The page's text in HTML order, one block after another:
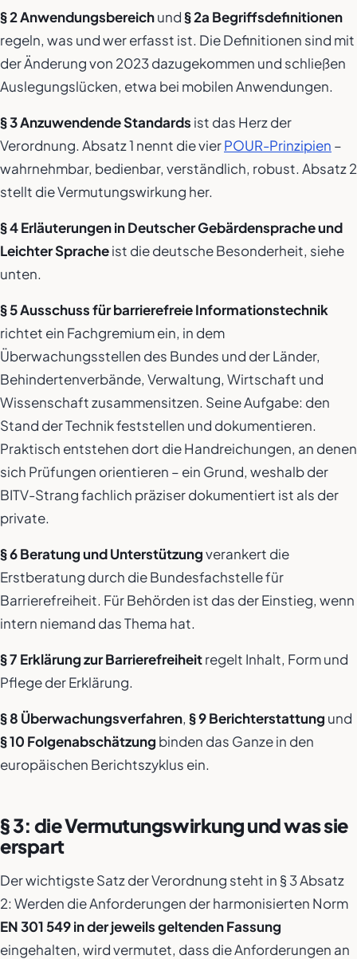
§ 2 Anwendungsbereichund§ 2a Begriffsdefinitionen
regeln, was und wer erfasst ist. Die Definitionen sind mit
der Änderung von 2023 dazugekommen und schließen
Auslegungslücken, etwa bei mobilen Anwendungen.
§ 3 Anzuwendende Standards ist das Herz der
Verordnung. Absatz 1 nennt die vierPOUR-Prinzipien –
wahrnehmbar, bedienbar, verständlich, robust. Absatz 2
stellt die Vermutungswirkung her.
§ 4 Erläuterungen in Deutscher Gebärdensprache und
Leichter Spracheist die deutsche Besonderheit, siehe
unten.
§ 5 Ausschuss für barrierefreie Informationstechnik
richtet ein Fachgremium ein, in dem
Überwachungsstellen des Bundes und der Länder,
Behindertenverbände, Verwaltung, Wirtschaft und
Wissenschaft zusammensitzen. Seine Aufgabe: den
Stand der Technik feststellen und dokumentieren.
Praktisch entstehen dort die Handreichungen, an denen
sich Prüfungen orientieren – ein Grund, weshalb der
BITV-Strang fachlich präziser dokumentiert ist als der
private.
§ 6 Beratung und Unterstützungverankert die
Erstberatung durch die Bundesfachstelle für
Barrierefreiheit. Für Behörden ist das der Einstieg, wenn
intern niemand das Thema hat.
§ 7 Erklärung zur Barrierefreiheitregelt Inhalt, Form und
Pflege der Erklärung.
§ 8 Überwachungsverfahren, § 9 Berichterstattung und
§ 10 Folgenabschätzung binden das Ganze in den
europäischen Berichtszyklus ein.
§ 3: die Vermutungswirkung und was sie
erspart
Der wichtigste Satz der Verordnung steht in § 3 Absatz
2: Werden die Anforderungen der harmonisierten Norm
EN 301 549 in der jeweils geltenden Fassung
eingehalten, wird vermutet, dass die Anforderungen an